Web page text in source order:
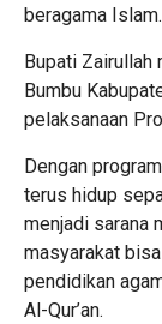
beragama Islam.
Bupati Zairullah
Bumbu
pelaksanaan
Dengan
terus hidup
menjadi sarana
masyarakat
pendidikan
Al-Qur’an.